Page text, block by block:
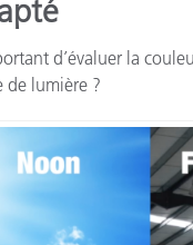
d’évaluer la
de lumière ?